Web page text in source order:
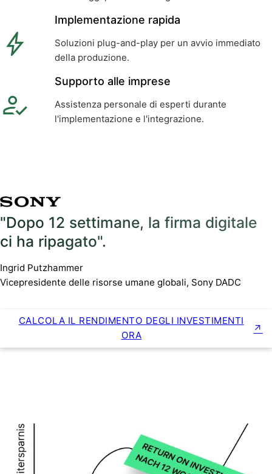
Implementazione rapida
Soluzioni plug-and-play per un avvio immediato
della produzione.
Supporto alle imprese
Assistenza personale di esperti durante
l'implementazione e l'integrazione.
"Dopo 12 settimane, la firma digitale
ci ha ripagato".
Ingrid Putzhammer
Vicepresidente delle risorse umane globali, Sony DADC
CALCOLA IL RENDIMENTO DEGLI INVESTIMENTI
ORA